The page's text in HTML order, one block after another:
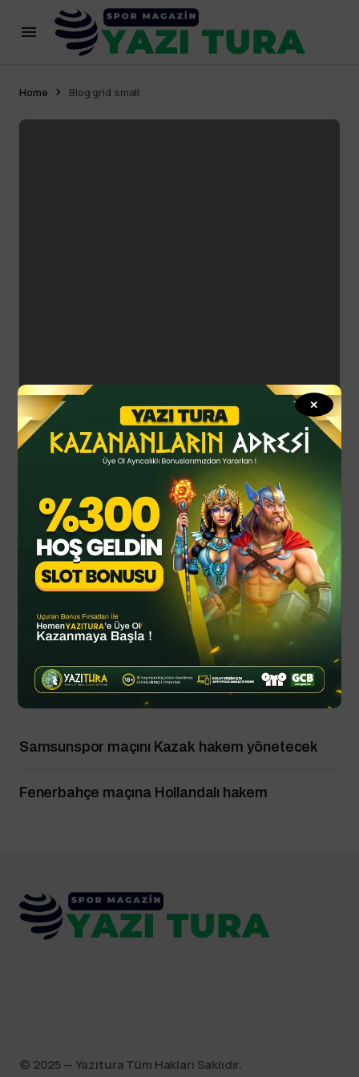
✕
Home Blog grid small
Blog grid small
Son haberler
Casuslukla suçlamıştı: Başakşehir’den Erol
Bulut’a yanıt
Kariyeri bitti derken CAS’tan milli sporcuya
müjde geldi: Yeniden mindere çıkacak
Trabzonspor’dan Stefan Savic’in sağlık
durumuyla ilgili açıklama
Samsunspor maçını Kazak hakem yönetecek
Fenerbahçe maçına Hollandalı hakem
©️ 2025 — Yazıtura Tüm Hakları Saklıdır.